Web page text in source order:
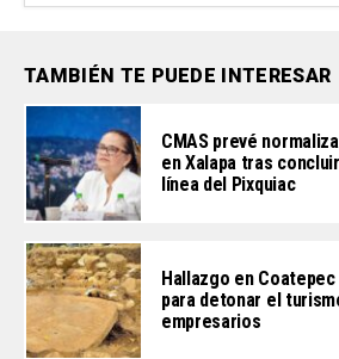
TAMBIÉN TE PUEDE INTERESAR
CMAS prevé
en Xalapa tras
línea del Pixquiac
Hallazgo en
para detonar el
empresarios